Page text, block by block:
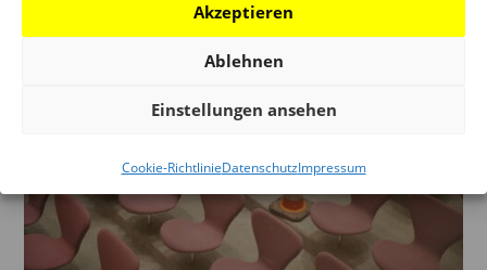
Akzeptieren
Ablehnen
Einstellungen ansehen
Cookie-RichtlinieDatenschutzImpressum